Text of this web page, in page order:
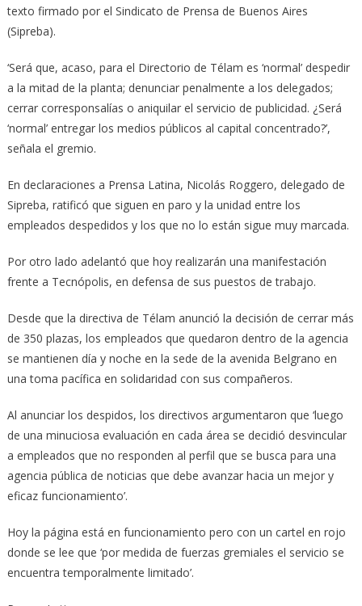
texto firmado por el Sindicato de Prensa de Buenos Aires
(Sipreba).
‘Será que, acaso, para el Directorio de Télam es ‘normal’ despedir
a la mitad de la planta; denunciar penalmente a los delegados;
cerrar corresponsalías o aniquilar el servicio de publicidad. ¿Será
‘normal’ entregar los medios públicos al capital concentrado?’,
señala el gremio.
En declaraciones a Prensa Latina, Nicolás Roggero, delegado de
Sipreba, ratificó que siguen en paro y la unidad entre los
empleados despedidos y los que no lo están sigue muy marcada.
Por otro lado adelantó que hoy realizarán una manifestación
frente a Tecnópolis, en defensa de sus puestos de trabajo.
Desde que la directiva de Télam anunció la decisión de cerrar más
de 350 plazas, los empleados que quedaron dentro de la agencia
se mantienen día y noche en la sede de la avenida Belgrano en
una toma pacífica en solidaridad con sus compañeros.
Al anunciar los despidos, los directivos argumentaron que ‘luego
de una minuciosa evaluación en cada área se decidió desvincular
a empleados que no responden al perfil que se busca para una
agencia pública de noticias que debe avanzar hacia un mejor y
eficaz funcionamiento’.
Hoy la página está en funcionamiento pero con un cartel en rojo
donde se lee que ‘por medida de fuerzas gremiales el servicio se
encuentra temporalmente limitado’.